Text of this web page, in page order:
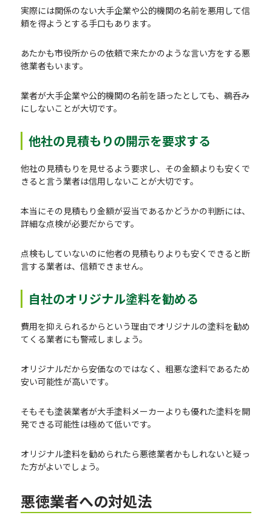
実際には関係のない大手企業や公的機関の名前を悪用して信
頼を得ようとする手口もあります。
あたかも市役所からの依頼で来たかのような言い方をする悪
徳業者もいます。
業者が大手企業や公的機関の名前を語ったとしても、鵜呑み
にしないことが大切です。
他社の見積もりの開示を要求する
他社の見積もりを見せるよう要求し、その金額よりも安くで
きると言う業者は信用しないことが大切です。
本当にその見積もり金額が妥当であるかどうかの判断には、
詳細な点検が必要だからです。
点検もしていないのに他者の見積もりよりも安くできると断
言する業者は、信頼できません。
自社のオリジナル塗料を勧める
費用を抑えられるからという理由でオリジナルの塗料を勧め
てくる業者にも警戒しましょう。
オリジナルだから安価なのではなく、粗悪な塗料であるため
安い可能性が高いです。
そもそも塗装業者が大手塗料メーカーよりも優れた塗料を開
発できる可能性は極めて低いです。
オリジナル塗料を勧められたら悪徳業者かもしれないと疑っ
た方がよいでしょう。
悪徳業者への対処法